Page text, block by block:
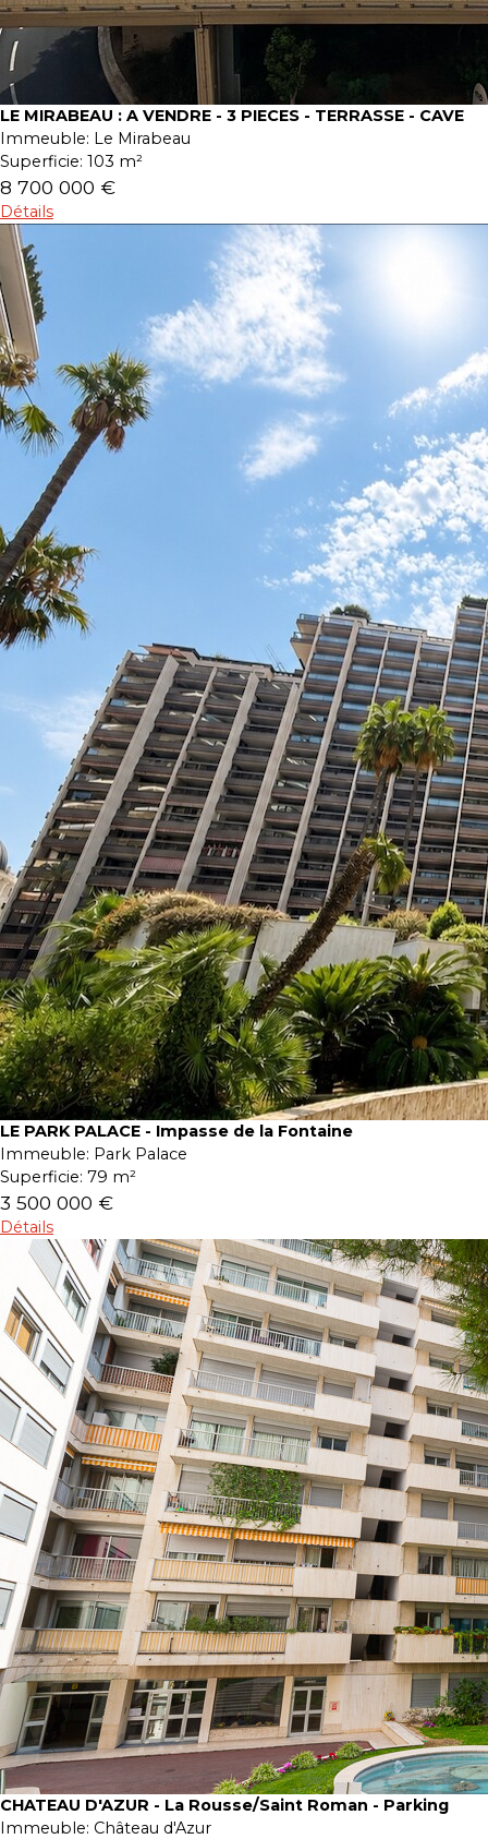
LE MIRABEAU : A VENDRE - 3 PIECES - TERRASSE - CAVE
Immeuble: Le Mirabeau
Superficie: 103 m²
8 700 000 €
Détails
LE PARK PALACE - Impasse de la Fontaine
Immeuble: Park Palace
Superficie: 79 m²
3 500 000 €
Détails
CHATEAU D'AZUR - La Rousse/Saint Roman - Parking
Immeuble: Château d'Azur